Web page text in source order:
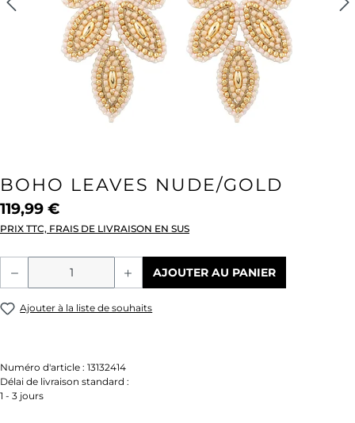
BOHO LEAVES NUDE/GOLD
119,99 €
PRIX TTC, FRAIS DE LIVRAISON EN SUS
Quantité de produit : Entrez la
AJOUTER AU PANIER
Ajouter à la liste de souhaits
Numéro d'article : 13132414
Délai de livraison standard :
1 - 3 jours